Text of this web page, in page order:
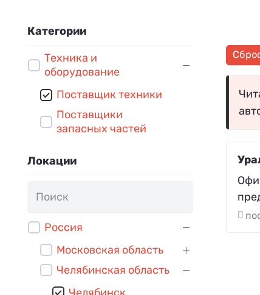
Категории
Техника и
оборудование
Поставщик техники
Поставщики
запасных частей
Локации
Россия
Московская область
Челябинская область